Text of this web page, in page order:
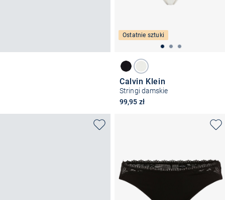
Ostatnie sztuki
Calvin Klein
Stringi damskie
99,95 zł